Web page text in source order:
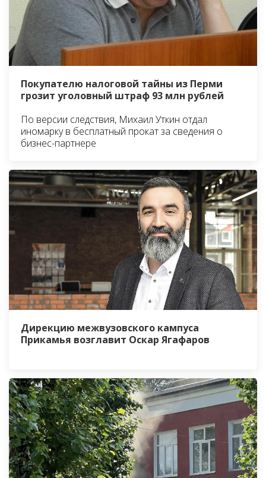
Покупателю налоговой тайны из Перми
грозит уголовный штраф 93 млн рублей
По версии следствия, Михаил Уткин отдал
иномарку в бесплатный прокат за сведения о
бизнес-партнере
Дирекцию межвузовского кампуса
Прикамья возглавит Оскар Ягафаров